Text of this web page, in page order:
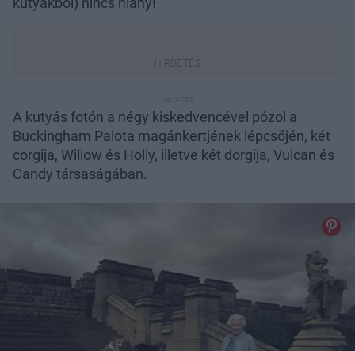
A kutyás fotón a négy kiskedvencével pózol a
Buckingham Palota magánkertjének lépcsőjén, két
corgija, Willow és Holly, illetve két dorgija, Vulcan és
Candy társaságában.